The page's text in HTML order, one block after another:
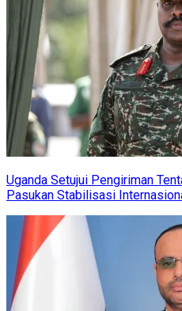
Uganda Setujui Pengiriman
Pasukan Stabilisasi